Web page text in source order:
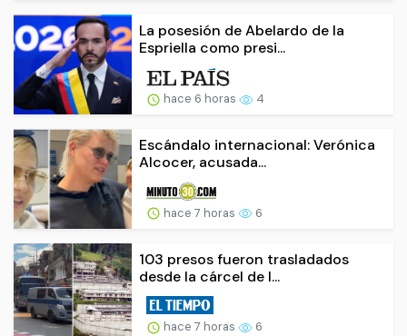
La posesión de Abelardo de la
Espriella como presi...
hace 6 horas 4
Escándalo internacional: Verónica
Alcocer, acusada...
hace 7 horas 6
103 presos fueron trasladados
desde la cárcel de I...
hace 7 horas 6